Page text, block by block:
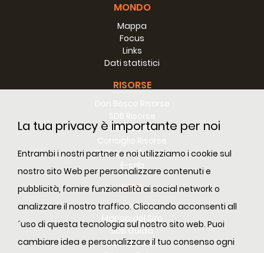
La tua privacy è importante per noi
Entrambi i nostri partner e noi utilizziamo i cookie sul
nostro sito Web per personalizzare contenuti e
pubblicità, fornire funzionalità ai social network o
analizzare il nostro traffico. Cliccando acconsenti all
´uso di questa tecnologia sul nostro sito web. Puoi
cambiare idea e personalizzare il tuo consenso ogni
MONDO
Mappa
Focus
Links
Dati statistici
RISORSE
RM Risorse
Biblioteca Digitale
E-sdb
INFO
ANS
Mappa del Sito
SDB Guida
Cookie Policy